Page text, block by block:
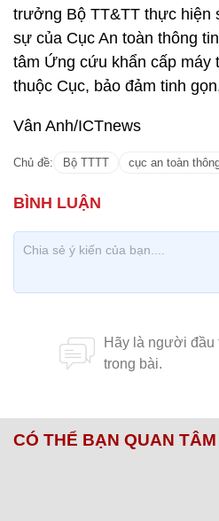
trưởng Bộ TT&TT thực hiện
sự của Cục An toàn thông
tâm Ứng cứu khẩn cấp máy
thuộc Cục, bảo đảm tinh
Vân Anh/ICTnews
Chủ đề: Bộ TTTT cục an toàn
CÓ THỂ BẠN QUAN TÂM